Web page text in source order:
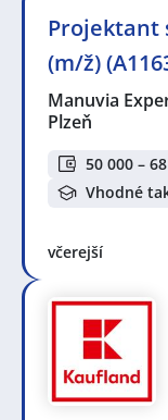
Projektant
(m/ž)
Manuvia
Plzeň
50 000 –
Vhodné
včerejší